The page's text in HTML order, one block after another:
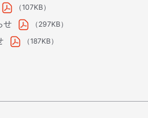
（107KB）
せ （297KB）
（187KB）